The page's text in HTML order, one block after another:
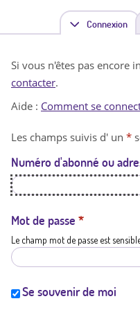
Connexion(
n
t
a
t
i
Si vous n'êtes pas encore
contacter.
Aide : Comment se
Les champs suivis d' un *
Numéro d'abonné ou
Mot de passe *
Le champ mot de passe est
Se souvenir de moi